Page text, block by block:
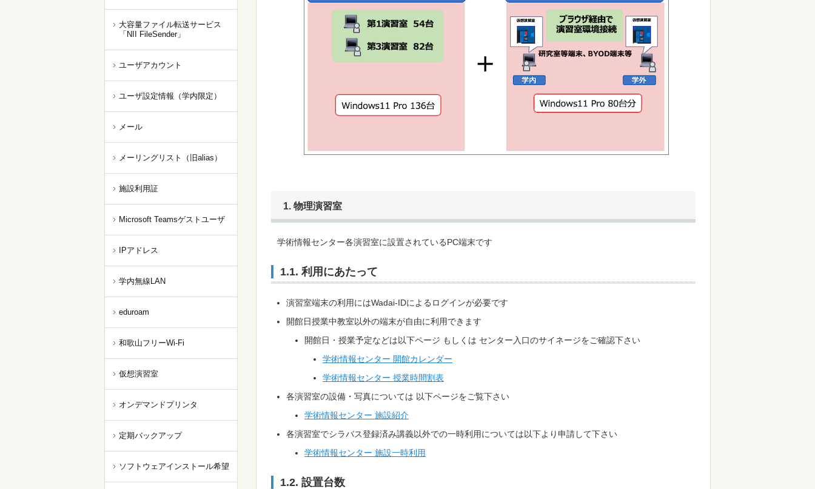
1. 物理演習室
学術情報センター各演習室に設置されているPC端末です
1.1. 利用にあたって
演習室端末の利用にはWadai-IDによるログインが必要です
開館日授業中教室以外の端末が自由に利用できます
開館日・授業予定などは以下ページ もしくは センター入口のサイネージをご確認下さい
学術情報センター 開館カレンダー
学術情報センター 授業時間割表
各演習室の設備・写真については 以下ページをご覧下さい
学術情報センター 施設紹介
各演習室でシラバス登録済み講義以外での一時利用については以下より申請して下さい
学術情報センター 施設一時利用
1.2. 設置台数
大容量ファイル転送サービス
「NII FileSender」
ユーザアカウント
ユーザ設定情報（学内限定）
メール
メーリングリスト（旧alias）
施設利用証
Microsoft Teamsゲストユーザ
IPアドレス
学内無線LAN
eduroam
和歌山フリーWi-Fi
仮想演習室
オンデマンドプリンタ
定期バックアップ
ソフトウェアインストール希望